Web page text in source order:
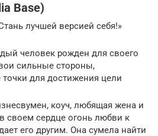
Base)
лучшей версией себя!»
человек рожден для своего
сильные стороны,
для достижения цели
коуч, любящая жена и
своем сердце огонь любви к
его другим. Она сумела найти